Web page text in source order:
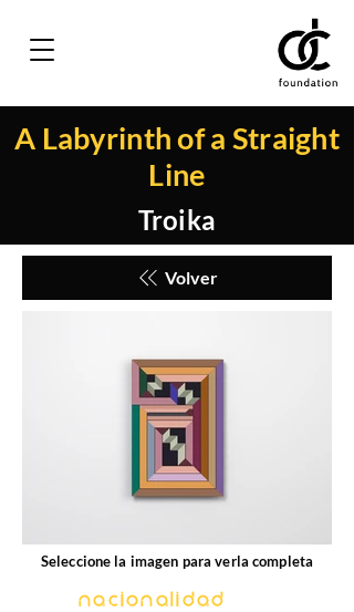
A Labyrinth of a Straight
Line
Troika
Volver
Seleccione la imagen para verla completa
Nacionalidad